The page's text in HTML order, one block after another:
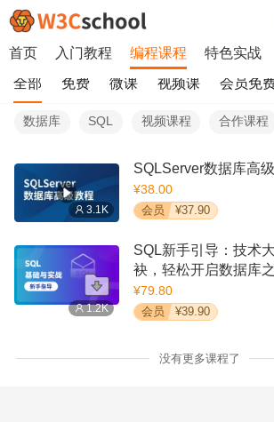
首页 入门教程 编程课程 特色实战
全部 免费 微课 视频课 会员免
数据库 SQL 视频课程 合作课程
3.1K
SQLServer数据库高
¥38.00
会员 ¥37.90
1.2K
SQL新手引导：技术
袂，轻松开启数据库
¥79.80
会员 ¥39.90
没有更多课程了